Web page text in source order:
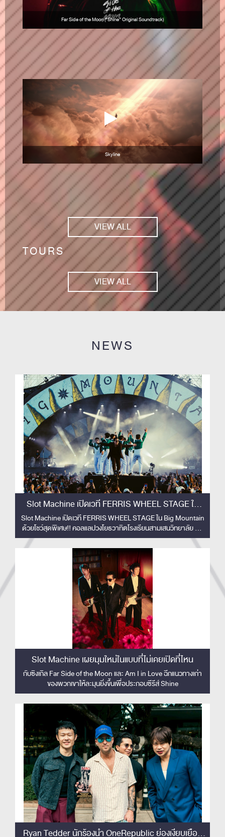
Far Side of the Moon (“Shine” Original Soundtrack)
Skyline
VIEW ALL
TOURS
VIEW ALL
NEWS
Slot Machine เปิดเวที FERRIS WHEEL STAGE ใน
Big Mountain ด้วยโชว์สุดพิเศษ!!
Slot Machine เปิดเวที FERRIS WHEEL STAGE ใน Big Mountain
ด้วยโชว์สุดพิเศษ!! คอลแลปวงโยธวาทิตโรงเรียนสามเสนวิทยาลัย 33
ชีวิต สร้างโมเมนต์ทัชใจผู้ชม
Slot Machine เผยมุมใหม่ในแบบที่ไม่เคยเปิดที่ไหน
กับซิงเกิล Far Side of the Moon และ Am I in Love ฉีกแนวทางเก่า
ของพวกเขาให้ละมุนยิ่งขึ้นเพื่อประกอบซีรีส์ Shine
Ryan Tedder นักร้องนำ OneRepublic ย่องเงียบเยือน